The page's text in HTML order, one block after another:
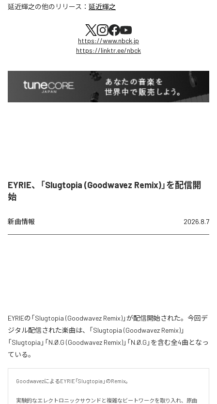
延近輝之の他のリリース： 延近輝之
https://www.nbck.jp
https://linktr.ee/nbck
EYRIE、「Slugtopia (Goodwavez Remix)」を配信開
始
新曲情報 2026.8.7
EYRIEの「Slugtopia (Goodwavez Remix)」が配信開始された。今回デ
ジタル配信された楽曲は、「Slugtopia (Goodwavez Remix)」
「Slugtopia」「N.Ø.G (Goodwavez Remix)」「N.Ø.G」を含む全4曲となっ
ている。
GoodwavezによるEYRIE「Slugtopia」のRemix。
実験的なエレクトロニックサウンドと複雑なビートワークを取り入れ、原曲